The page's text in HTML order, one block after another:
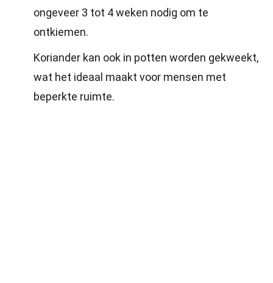
ongeveer 3 tot 4 weken nodig om te
ontkiemen.
Koriander kan ook in potten worden gekweekt,
wat het ideaal maakt voor mensen met
beperkte ruimte.